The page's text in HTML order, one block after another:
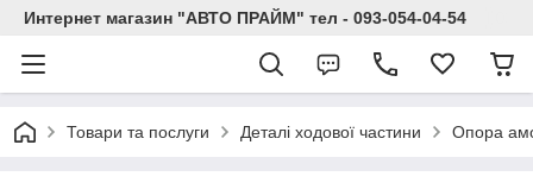
Интернет магазин "АВТО ПРАЙМ" тел - 093-054-04-54
Товари та послуги Деталі ходової частини Опора